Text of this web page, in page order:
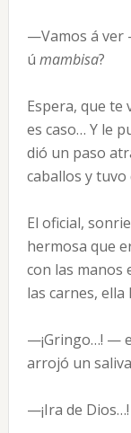
—Vamos á
ú mambisa?
Espera, que te
es caso… Y le
dió un paso
caballos y tuvo
El oficial,
hermosa que
con las manos
las carnes,
—¡Gringo…! —
arrojó un
—¡Ira de